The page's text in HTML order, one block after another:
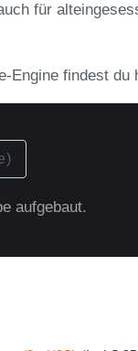
für
Engine findest du
aufgebaut.